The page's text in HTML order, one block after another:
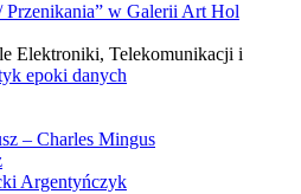
Przenikania” w Galerii Art Hol
Elektroniki, Telekomunikacji i
epoki danych
– Charles Mingus
Argentyńczyk